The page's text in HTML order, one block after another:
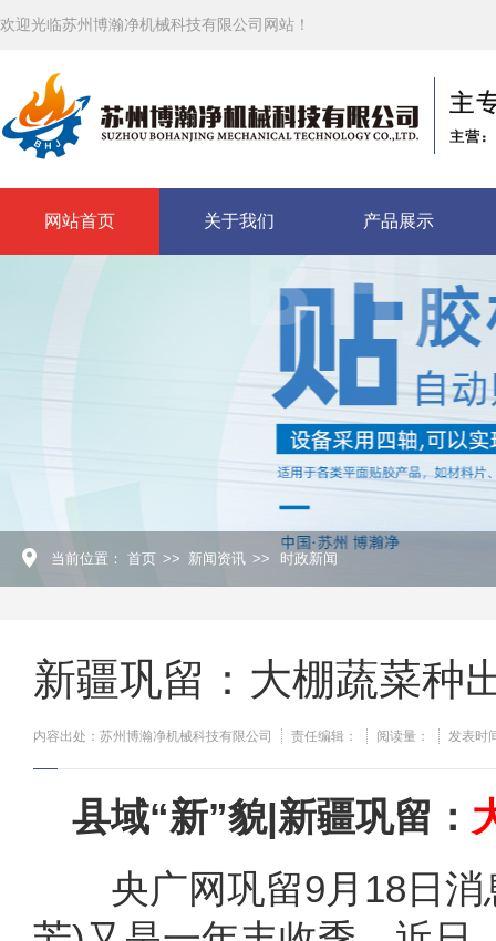
欢迎光临苏州博瀚净机械科技有限公司网站！
网站首页 关于我们 产品展示
当前位置： 首页 >> 新闻资讯 >> 时政新闻
新疆巩留：大棚蔬菜种
内容出处：苏州博瀚净机械科技有限公司 责任编辑： 阅读量： 发表时
县域“新”貌|新疆巩留：
央广网巩留9月18日消